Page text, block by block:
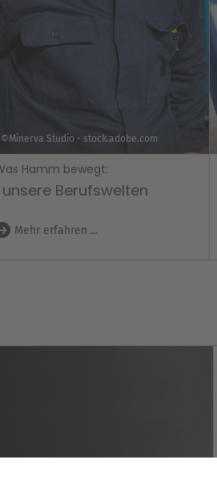
©Minerva Studio - stock.adobe.com
Hamm bewegt:
unsere Berufswelten
Mehr erfahren ...